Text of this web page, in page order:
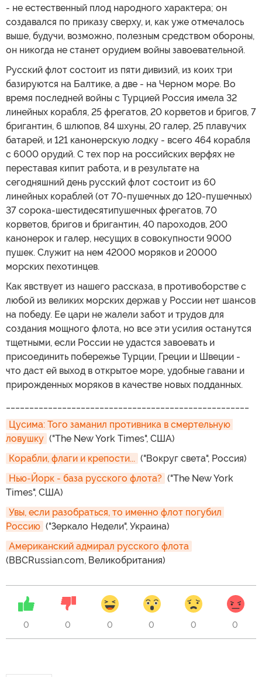
- не естественный плод народного характера; он
создавался по приказу сверху, и, как уже отмечалось
выше, будучи, возможно, полезным средством обороны,
он никогда не станет орудием войны завоевательной.
Русский флот состоит из пяти дивизий, из коих три
базируются на Балтике, а две - на Черном море. Во
время последней войны с Турцией Россия имела 32
линейных корабля, 25 фрегатов, 20 корветов и бригов, 7
бригантин, 6 шлюпов, 84 шхуны, 20 галер, 25 плавучих
батарей, и 121 канонерскую лодку - всего 464 корабля
с 6000 орудий. С тех пор на российских верфях не
переставая кипит работа, и в результате на
сегодняшний день русский флот состоит из 60
линейных кораблей (от 70-пушечных до 120-пушечных)
37 сорока-шестидесятипушечных фрегатов, 70
корветов, бригов и бригантин, 40 пароходов, 200
канонерок и галер, несущих в совокупности 9000
пушек. Служит на нем 42000 моряков и 20000
морских пехотинцев.
Как явствует из нашего рассказа, в противоборстве с
любой из великих морских держав у России нет шансов
на победу. Ее цари не жалели забот и трудов для
создания мощного флота, но все эти усилия останутся
тщетными, если России не удастся завоевать и
присоединить побережье Турции, Греции и Швеции -
что даст ей выход в открытое море, удобные гавани и
прирожденных моряков в качестве новых подданных.
Цусима: Того заманил противника в смертельную
ловушку ("The New York Times", США)
Корабли, флаги и крепости... ("Вокруг света", Россия)
Нью-Йорк - база русского флота? ("The New York
Times", США)
Увы, если разобраться, то именно флот погубил
Россию ("Зеркало Недели", Украина)
Американский адмирал русского флота
(BBCRussian.com, Великобритания)
0 0 0 0 0 0